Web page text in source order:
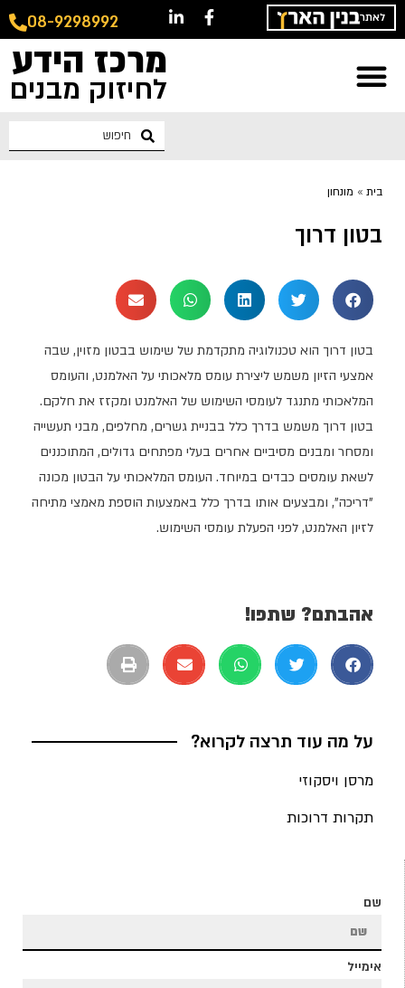
לאתר 08-9298992
מרכז הידע
לחיזוק מבנים
בית » מונחון
בטון דרוך
בטון דרוך הוא טכנולוגיה מתקדמת של שימוש בבטון מזוין, שבה
אמצעי הזיון משמש ליצירת עומס מלאכותי על האלמנט, והעומס
המלאכותי מתנגד לעומסי השימוש של האלמנט ומקזז את חלקם.
בטון דרוך משמש בדרך כלל בבניית גשרים, מחלפים, מבני תעשייה
ומסחר ומבנים מסיביים אחרים בעלי מפתחים גדולים, המתוכננים
לשאת עומסים כבדים במיוחד. העומס המלאכותי על הבטון מכונה
"דריכה", ומבצעים אותו בדרך כלל באמצעות הוספת מאמצי מתיחה
לזיון האלמנט, לפני הפעלת עומסי השימוש.
אהבתם? שתפו!
על מה עוד תרצה לקרוא?
מרסן ויסקוזי
תקרות דרוכות
שם
אימייל